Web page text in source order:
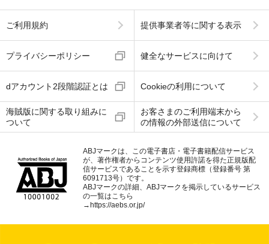
ご利用規約 提供事業者等に関する表示
プライバシーポリシー 健全なサービスに向けて
dアカウント2段階認証とは Cookieの利用について
海賊版に関する取り組みに
ついて
お客さまのご利用端末から
の情報の外部送信について
ABJマークは、この電子書店・電子書籍配信サービス
が、著作権者からコンテンツ使用許諾を得た正規版配
信サービスであることを示す登録商標（登録番号 第
6091713号）です。
ABJマークの詳細、ABJマークを掲示しているサービス
の一覧はこちら
→ https://aebs.or.jp/